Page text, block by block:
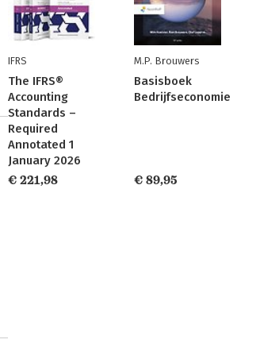
IFRS
The IFRS®
Accounting
Standards –
Required
Annotated 1
January 2026
€ 221,98
M.P. Brouwers
Basisboek
Bedrijfseconomie
€ 89,95